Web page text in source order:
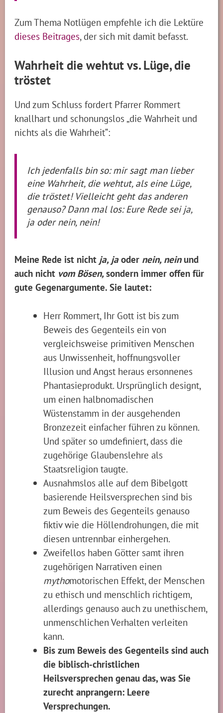
Zum Thema Notlügen empfehle ich die Lektüre
dieses Beitrages, der sich mit damit befasst.
Wahrheit die wehtut vs. Lüge, die
tröstet
Und zum Schluss fordert Pfarrer Rommert
knallhart und schonungslos „die Wahrheit und
nichts als die Wahrheit“:
Ich jedenfalls bin so: mir sagt man lieber
eine Wahrheit, die wehtut, als eine Lüge,
die tröstet! Vielleicht geht das anderen
genauso? Dann mal los: Eure Rede sei ja,
ja oder nein, nein!
Meine Rede ist nicht ja, jaoder nein, neinund
auch nicht vom Bösen,sondern immer offen für
gute Gegenargumente. Sie lautet:
Herr Rommert, Ihr Gott ist bis zum
Beweis des Gegenteils ein von
vergleichsweise primitiven Menschen
aus Unwissenheit, hoffnungsvoller
Illusion und Angst heraus ersonnenes
Phantasieprodukt. Ursprünglich designt,
um einen halbnomadischen
Wüstenstamm in der ausgehenden
Bronzezeit einfacher führen zu können.
Und später so umdefiniert, dass die
zugehörige Glaubenslehre als
Staatsreligion taugte.
Ausnahmslos alle auf dem Bibelgott
basierende Heilsversprechen sind bis
zum Beweis des Gegenteils genauso
fiktiv wie die Höllendrohungen, die mit
diesen untrennbar einhergehen.
Zweifellos haben Götter samt ihren
zugehörigen Narrativen einen
mythomotorischen Effekt, der Menschen
zu ethisch und menschlich richtigem,
allerdings genauso auch zu unethischem,
unmenschlichen Verhalten verleiten
kann.
Bis zum Beweis des Gegenteils sind auch
die biblisch-christlichen
Heilsversprechen genau das, was Sie
zurecht anprangern: Leere
Versprechungen.